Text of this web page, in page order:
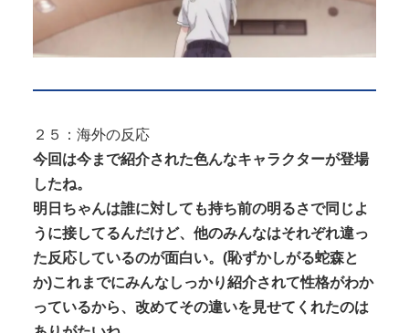
２５：海外の反応
今回は今まで紹介された色んなキャラクターが登場
したね。
明日ちゃんは誰に対しても持ち前の明るさで同じよ
うに接してるんだけど、他のみんなはそれぞれ違っ
た反応しているのが面白い。(恥ずかしがる蛇森と
か)これまでにみんなしっかり紹介されて性格がわか
っているから、改めてその違いを見せてくれたのは